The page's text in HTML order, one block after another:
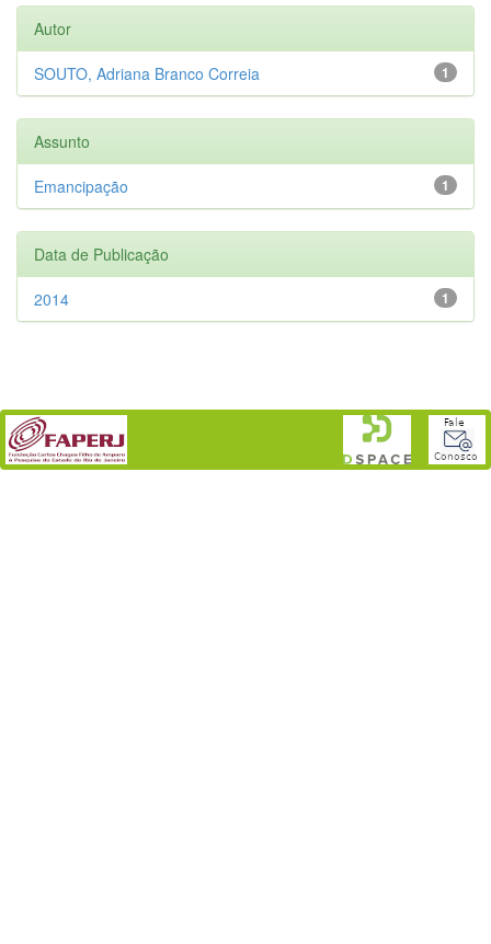
Autor
1
SOUTO, Adriana Branco Correia
Assunto
1
Emancipação
Data de Publicação
1
2014